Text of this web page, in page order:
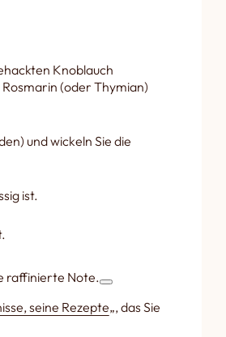
Knoblauch
(oder Thymian)
und wickeln Sie die
ist.
raffinierte Note.
seine Rezepte„, das Sie